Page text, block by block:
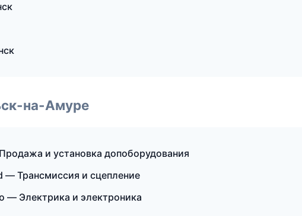
на-Амуре
и установка допоборудования
— Трансмиссия и сцепление
— Электрика и электроника